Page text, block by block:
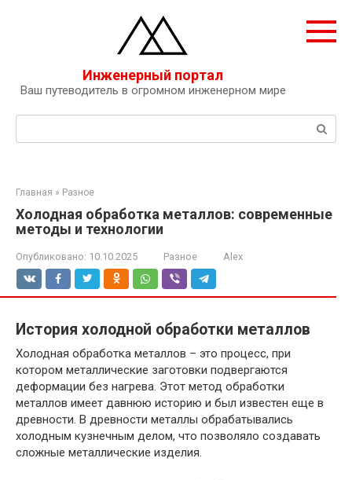
Инженерный портал
Ваш путеводитель в огромном инженерном мире
Поиск:
Главная » Разное
Холодная обработка металлов: современные
методы и технологии
Опубликовано: 10.10.2025 Разное Alex
История холодной обработки металлов
Холодная обработка металлов – это процесс, при
котором металлические заготовки подвергаются
деформации без нагрева. Этот метод обработки
металлов имеет давнюю историю и был известен еще в
древности. В древности металлы обрабатывались
холодным кузнечным делом, что позволяло создавать
сложные металлические изделия.